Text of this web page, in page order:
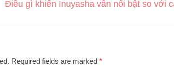
Điều gì khiến Inuyasha vẫn nổi bật so với
Required fields are marked *